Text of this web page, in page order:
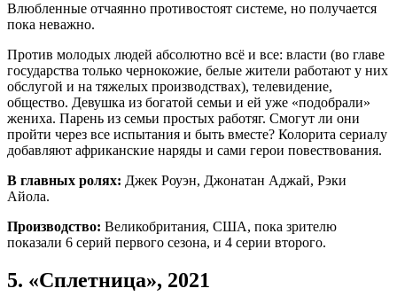
Влюбленные отчаянно противостоят системе, но получается
пока неважно.
Против молодых людей абсолютно всё и все: власти (во главе
государства только чернокожие, белые жители работают у них
обслугой и на тяжелых производствах), телевидение,
общество. Девушка из богатой семьи и ей уже «подобрали»
жениха. Парень из семьи простых работяг. Смогут ли они
пройти через все испытания и быть вместе? Колорита сериалу
добавляют африканские наряды и сами герои повествования.
В главных ролях: Джек Роуэн, Джонатан Аджай, Рэки
Айола.
Производство: Великобритания, США, пока зрителю
показали 6 серий первого сезона, и 4 серии второго.
5. «Сплетница», 2021